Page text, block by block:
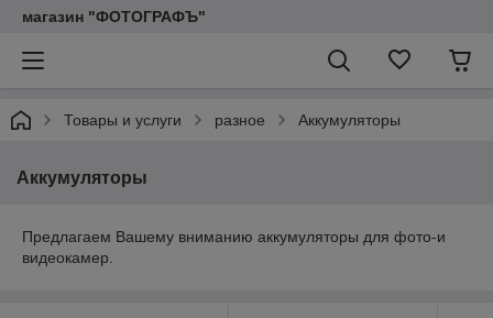
магазин "ФОТОГРАФЪ"
Товары и услуги разное Аккумуляторы
Аккумуляторы
Предлагаем Вашему вниманию аккумуляторы для фото-и
видеокамер.